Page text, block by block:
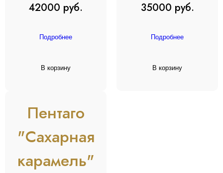
42000 руб.
Подробнее
В корзину
35000 руб.
Подробнее
В корзину
Пентаго
"Сахарная
карамель"